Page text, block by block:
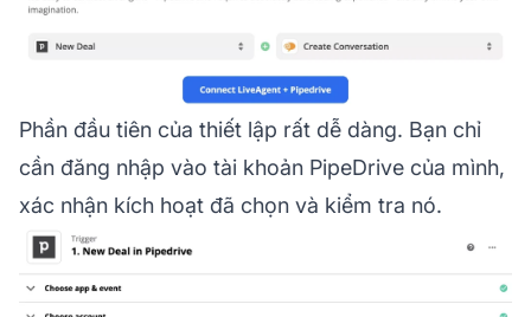
Phần đầu tiên của thiết lập rất dễ dàng. Bạn chỉ
cần đăng nhập vào tài khoản PipeDrive của mình,
xác nhận kích hoạt đã chọn và kiểm tra nó.